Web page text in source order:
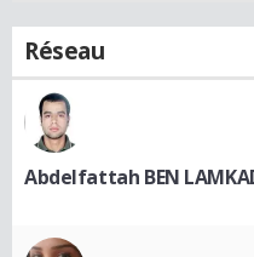
Réseau
Abdelfattah BEN